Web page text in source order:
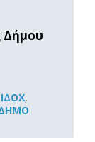
Δήμου
,